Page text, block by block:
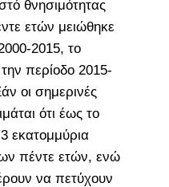
θνησιμότητας
ετών μειώθηκε
2015, το
περίοδο 2015-
οι σημερινές
ότι έως το
εκατομμύρια
πέντε ετών, ενώ
να πετύχουν